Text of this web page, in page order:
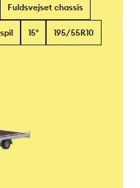
Fuldsvejset chassis
15° 195/55R10